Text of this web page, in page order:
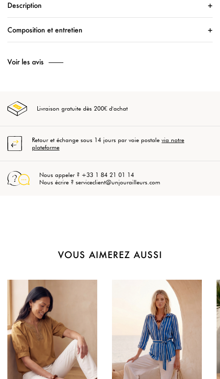
Description
Composition et entretien
Voir les avis
Livraison gratuite dès 200€ d'achat
Retour et échange sous 14 jours par voie postalevia notre
plateforme
Nous appeler ? +33 1 84 21 01 14
Nous écrire ? serviceclient@unjourailleurs.com
VOUS AIMEREZ AUSSI